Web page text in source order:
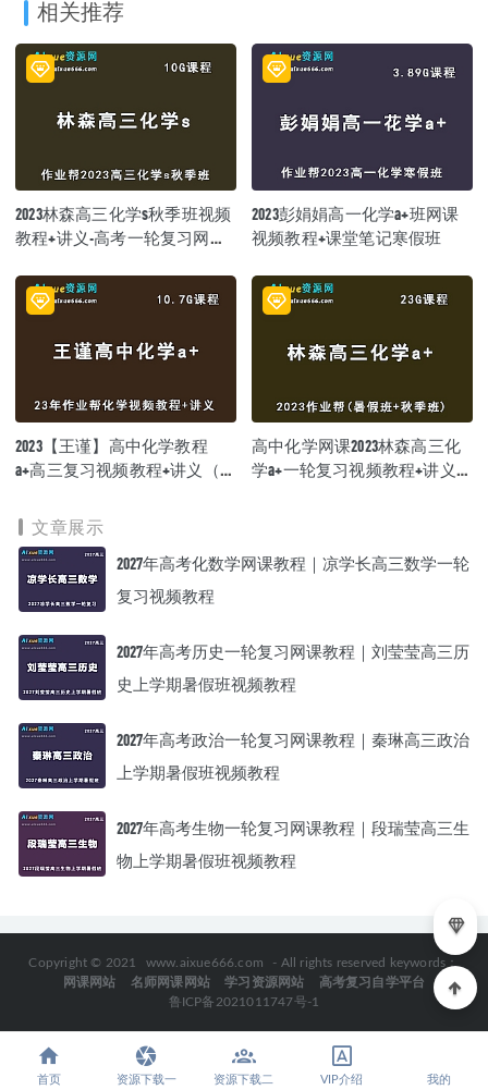
相关推荐
2023林森高三化学s秋季班视频
教程+讲义-高考一轮复习网课
2023彭娟娟高一化学a+班网课
视频教程+课堂笔记寒假班
2023【王谨】高中化学教程
a+高三复习视频教程+讲义（暑
高中化学网课2023林森高三化
学a+一轮复习视频教程+讲义
文章展示
2027年高考化数学网课教程｜凉学长高三数学一轮
复习视频教程
2027年高考历史一轮复习网课教程｜刘莹莹高三历
史上学期暑假班视频教程
2027年高考政治一轮复习网课教程｜秦琳高三政治
上学期暑假班视频教程
2027年高考生物一轮复习网课教程｜段瑞莹高三生
物上学期暑假班视频教程
Copyright © 2021 www.aixue666.com
- All rights reserved keywords：
网课网站
名师网课网站 学习资源网站
高考复习自学平台
鲁ICP备2021011747号-1
首页 资源下载一 资源下载二 VIP介绍 我的